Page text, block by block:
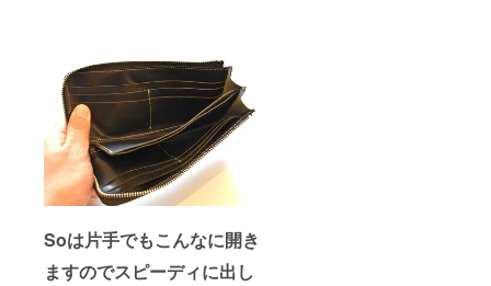
Soは片手でもこんなに開き
ますのでスピーディに出し